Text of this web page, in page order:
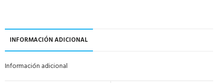
INFORMACIÓN ADICIONAL
Información adicional